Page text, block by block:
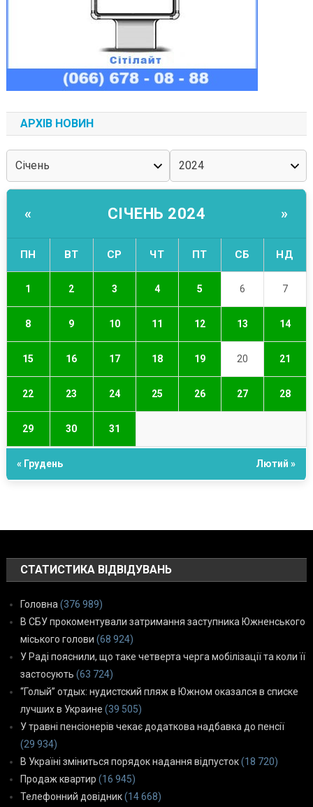
АРХІВ НОВИН
« СІЧЕНЬ 2024 »
ПН ВТ СР ЧТ ПТ СБ НД
1 2 3 4 5 6 7
8 9 10 11 12 13 14
15 16 17 18 19 20 21
22 23 24 25 26 27 28
29 30 31
« Грудень Лютий »
СТАТИСТИКА ВІДВІДУВАНЬ
Головна (376 989)
В СБУ прокоментували затримання заступника Южненського
міського голови (68 924)
У Раді пояснили, що таке четверта черга мобілізації та коли її
застосують (63 724)
“Голый” отдых: нудистский пляж в Южном оказался в списке
лучших в Украине (39 505)
У травні пенсіонерів чекає додаткова надбавка до пенсії
(29 934)
В Україні зміниться порядок надання відпусток(18 720)
Продаж квартир (16 945)
Телефонний довідник(14 668)